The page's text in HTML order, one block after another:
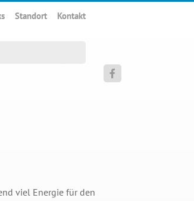
Standort Kontakt

viel Energie für den